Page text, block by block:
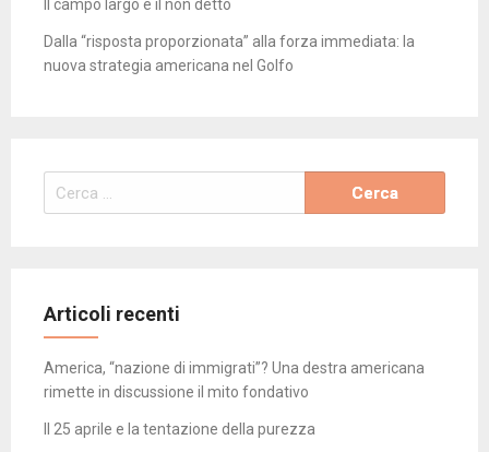
Il campo largo e il non detto
Dalla “risposta proporzionata” alla forza immediata: la
nuova strategia americana nel Golfo
Ricerca
per:
Articoli recenti
America, “nazione di immigrati”? Una destra americana
rimette in discussione il mito fondativo
Il 25 aprile e la tentazione della purezza